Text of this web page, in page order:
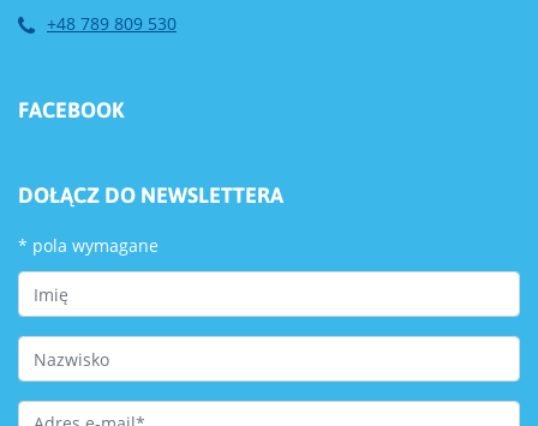
+48 789 809 530
FACEBOOK
DOŁĄCZ DO NEWSLETTERA
* pola wymagane
First Name
Last Name
Email Address*